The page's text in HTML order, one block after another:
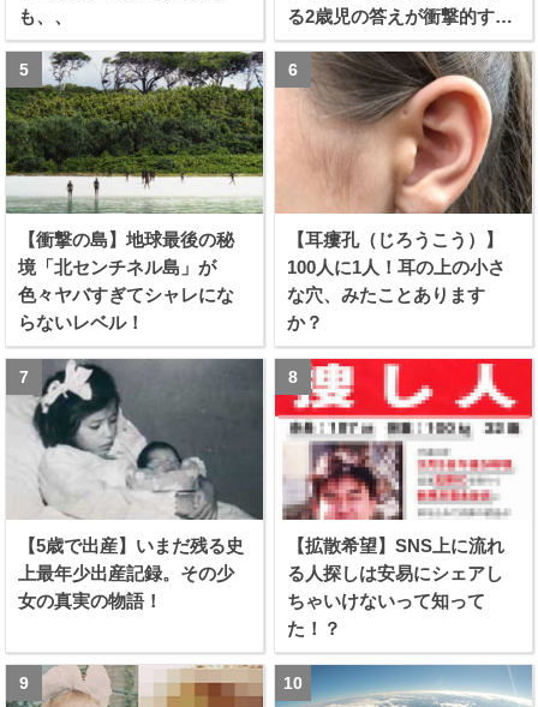
も、、
る2歳児の答えが衝撃的すぎ
る！！
【衝撃の島】地球最後の秘
境「北センチネル島」が
色々ヤバすぎてシャレにな
らないレベル！
【耳瘻孔（じろうこう）】
100人に1人！耳の上の小さ
な穴、みたことあります
か？
【5歳で出産】いまだ残る史
上最年少出産記録。その少
女の真実の物語！
【拡散希望】SNS上に流れ
る人探しは安易にシェアし
ちゃいけないって知って
た！？